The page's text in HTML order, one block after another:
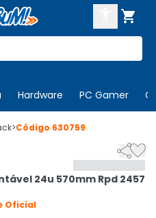

Hardware PC Gamer
SE
>Código 630759

24u 570mm Rpd 2457
Oficial